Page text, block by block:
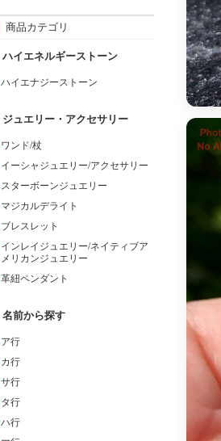
商品カテゴリ
ハイエネルギーストーン
ハイエナジーストーン
ジュエリー・アクセサリー
ワンド/杖
イーシャジュエリー/アクセサリー
スターボーンジュエリー
マジカルデライト
ブレスレット
インレイジュエリー/ネイティブア
メリカンジュエリー
革紐ペンダント
名前から探す
ア行
カ行
サ行
タ行
ハ行